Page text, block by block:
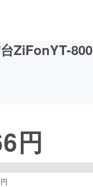
ファッション
ZiFonYT-800
円